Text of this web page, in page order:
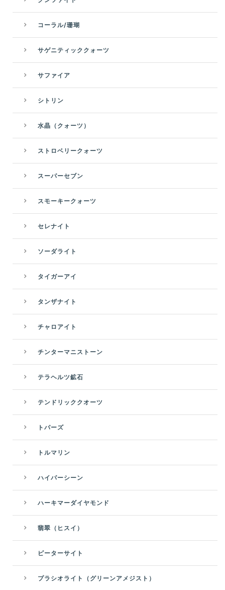
コーラル/珊瑚
サゲニティッククォーツ
サファイア
シトリン
水晶（クォーツ）
ストロベリークォーツ
スーパーセブン
スモーキークォーツ
セレナイト
ソーダライト
タイガーアイ
タンザナイト
チャロアイト
チンターマニストーン
テラヘルツ鉱石
テンドリッククオーツ
トパーズ
トルマリン
ハイパーシーン
ハーキマーダイヤモンド
翡翠（ヒスイ）
ピーターサイト
プラシオライト（グリーンアメジスト）